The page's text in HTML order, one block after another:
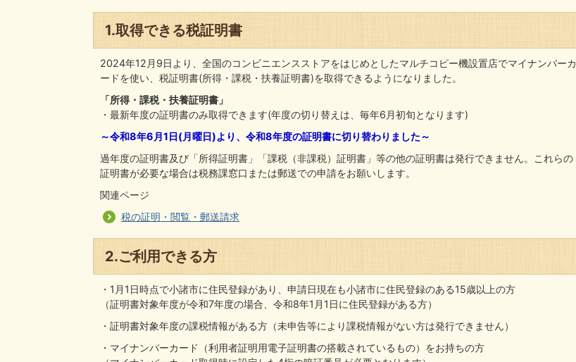
1.取得できる税証明書
2024年12月9日より、全国のコンビニエンスストアをはじめとしたマルチコピー機設置店でマイナンバーカ
ードを使い、税証明書(所得・課税・扶養証明書)を取得できるようになりました。
「所得・課税・扶養証明書」
・最新年度の証明書のみ取得できます(年度の切り替えは、毎年6月初旬となります)
～令和8年6月1日(月曜日)より、令和8年度の証明書に切り替わりました～
過年度の証明書及び「所得証明書」「課税（非課税）証明書」等の他の証明書は発行できません。これらの
証明書が必要な場合は税務課窓口または郵送での申請をお願いします。
関連ページ
税の証明・閲覧・郵送請求
2.ご利用できる方
・1月1日時点で小諸市に住民登録があり、申請日現在も小諸市に住民登録のある15歳以上の方
（証明書対象年度が令和7年度の場合、令和8年1月1日に住民登録がある方）
・証明書対象年度の課税情報がある方（未申告等により課税情報がない方は発行できません）
・マイナンバーカード（利用者証明用電子証明書の搭載されているもの）をお持ちの方